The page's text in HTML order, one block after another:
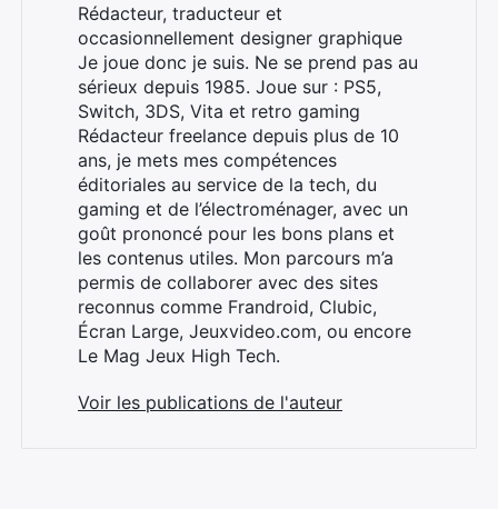
Rédacteur, traducteur et
occasionnellement designer graphique
Je joue donc je suis. Ne se prend pas au
sérieux depuis 1985. Joue sur : PS5,
Switch, 3DS, Vita et retro gaming
Rédacteur freelance depuis plus de 10
ans, je mets mes compétences
éditoriales au service de la tech, du
gaming et de l’électroménager, avec un
goût prononcé pour les bons plans et
les contenus utiles. Mon parcours m’a
permis de collaborer avec des sites
reconnus comme Frandroid, Clubic,
Écran Large, Jeuxvideo.com, ou encore
Le Mag Jeux High Tech.
Voir les publications de l'auteur